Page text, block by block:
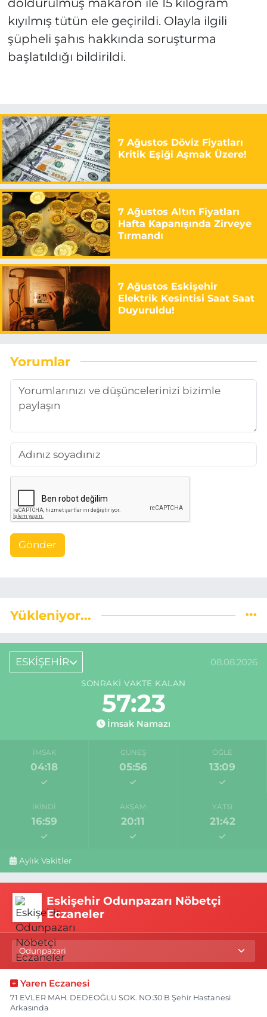
doldurulmuş makaron ile 15 kilogram
kıyılmış tütün ele geçirildi. Olayla ilgili
şüpheli şahıs hakkında soruşturma
başlatıldığı bildirildi.
7 Ağustos Döviz Fiyatları
Kritik Eşiği Aşmak Üzere!
7 Ağustos Altın Fiyatları
Hafta Kapanışında Zirveye
Tırmandı
7 Ağustos Eskişehir
Elektrik Kesintisi Saat Saat
Duyuruldu!
Yorumlar
Gönder
Yükleniyor...
ESKİŞEHİR 08.08.2026
SONRAKI VAKTE KALAN
57:22
İmsak Namazı
İMSAK
04:18
GÜNEŞ
05:56
ÖĞLE
13:09
İKINDI
16:59
AKŞAM
20:11
YATSI
21:42
Aylık Vakitler
Eskişehir Odunpazarı Nöbetçi
Eczaneler
Yaren Eczanesi
71 EVLER MAH. DEDEOĞLU SOK. NO:30 B Şehir Hastanesi
Arkasında